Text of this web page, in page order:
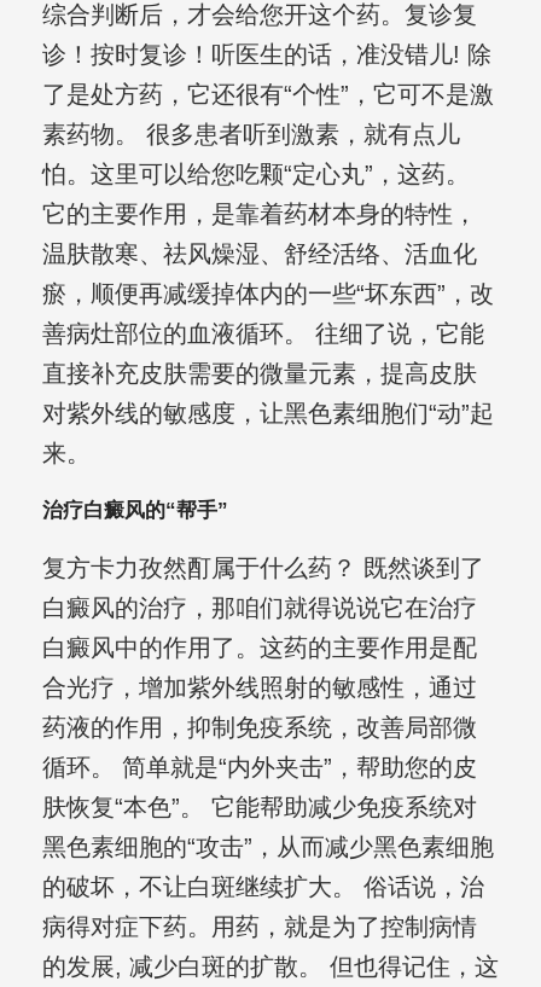
综合判断后，才会给您开这个药。复诊复
诊！按时复诊！听医生的话，准没错儿! 除
了是处方药，它还很有“个性”，它可不是激
素药物。 很多患者听到激素，就有点儿
怕。这里可以给您吃颗“定心丸”，这药。
它的主要作用，是靠着药材本身的特性，
温肤散寒、祛风燥湿、舒经活络、活血化
瘀，顺便再减缓掉体内的一些“坏东西”，改
善病灶部位的血液循环。 往细了说，它能
直接补充皮肤需要的微量元素，提高皮肤
对紫外线的敏感度，让黑色素细胞们“动”起
来。
治疗白癜风的“帮手”
复方卡力孜然酊属于什么药？ 既然谈到了
白癜风的治疗，那咱们就得说说它在治疗
白癜风中的作用了。这药的主要作用是配
合光疗，增加紫外线照射的敏感性，通过
药液的作用，抑制免疫系统，改善局部微
循环。 简单就是“内外夹击”，帮助您的皮
肤恢复“本色”。 它能帮助减少免疫系统对
黑色素细胞的“攻击”，从而减少黑色素细胞
的破坏，不让白斑继续扩大。 俗话说，治
病得对症下药。用药，就是为了控制病情
的发展, 减少白斑的扩散。 但也得记住，这